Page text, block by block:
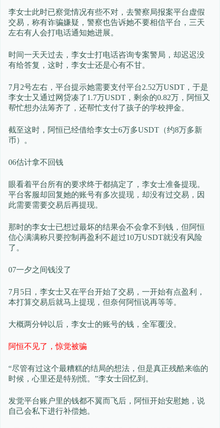
李女士此时已察觉情况有些不对，去警察局报案平台虚假
交易，称有诈骗嫌疑，警察也告诉她不要相信平台，三天
左右有人会打电话通知她进展。
时间一天天过去，李女士打电话咨询专案警局，却迟迟没
有给答复，这时，李女士还是心有不甘。
7月2号左右，平台提示她需要支付平台2.52万USDT，于是
李女士又通过网贷凑了1.7万USDT，剩余的0.82万，阿恒又
帮忙想办法筹齐了，还帮忙支付了孩子的学校押金。
截至这时，阿恒已经借给李女士6万多USDT（约8万多新
币）。
06估计拿不回钱
眼看着平台所有的要求终于都搞定了，李女士准备提现。
平台客服却回复她的账号有多次提现，却没有过交易，因
此需要需要交易后再提现。
那时的李女士已想过最坏的结果会不会拿不到钱，但阿恒
信心满满称只要控制再盈利不超过10万USDT就没有风险
了。
07一夕之间钱没了
7月5日，李女士又在平台开始了交易，一开始有点盈利，
本打算交易后就马上提现，但奈何阿恒说再等等。
大概两分钟以后，李女士的账号的钱，全军覆没。
阿恒不见了，惊觉被骗
“尽管有过这个最糟糕的结局的想法，但是真正残酷来临的
时候，心里还是特别慌。”李女士回忆到。
发觉平台账户里的钱都不翼而飞后，阿恒开始安慰她，说
自己会私下进行补偿她。